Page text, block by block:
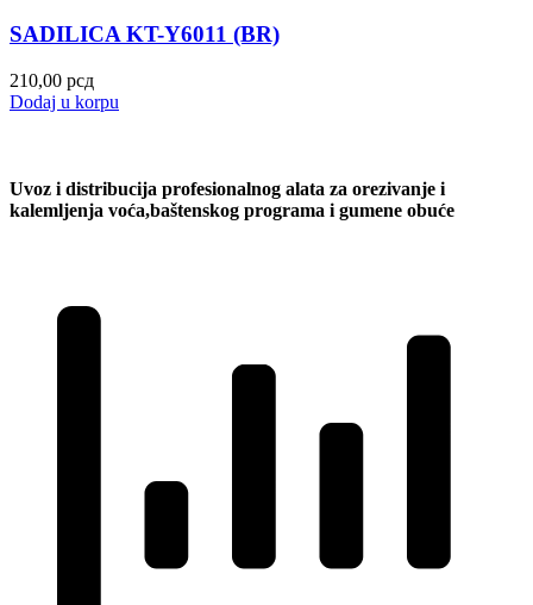
SADILICA KT-Y6011 (BR)
210,00 рсд
Dodaj u korpu
Uvoz i distribucija profesionalnog alata za orezivanje i
kalemljenja voća,baštenskog programa i gumene obuće